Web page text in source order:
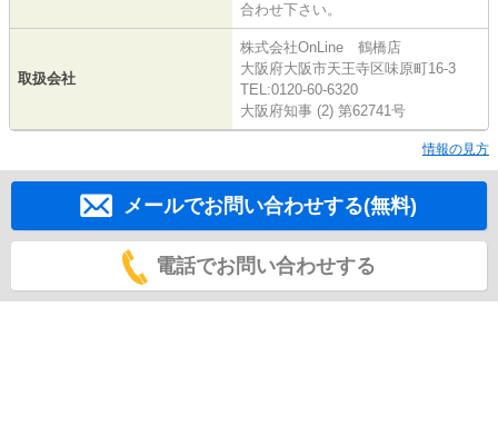
合わせ下さい。
取扱会社
株式会社OnLine 鶴橋店
大阪府大阪市天王寺区味原町16-3
TEL:0120-60-6320
大阪府知事 (2) 第62741号
情報の見方
メールでお問い合わせする(無料)
電話でお問い合わせする